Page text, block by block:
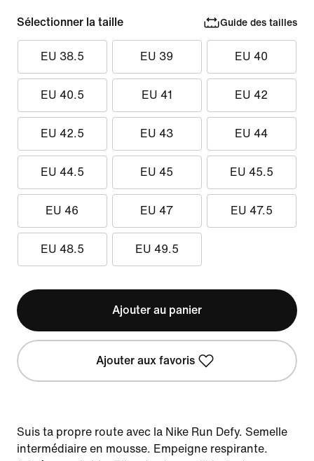
Sélectionner la taille Guide des tailles
EU 38.5 EU 39 EU 40
EU 40.5 EU 41 EU 42
EU 42.5 EU 43 EU 44
EU 44.5 EU 45 EU 45.5
EU 46 EU 47 EU 47.5
EU 48.5 EU 49.5
Ajouter au panier
Ajouter aux favoris
Suis ta propre route avec la Nike Run Defy. Semelle
intermédiaire en mousse. Empeigne respirante.